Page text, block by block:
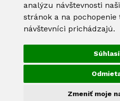
analýzu návštevnosti
stránok a na pochopenie
návštevníci prichádzajú.
Zmeniť moje